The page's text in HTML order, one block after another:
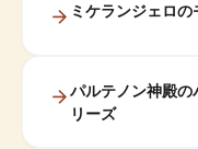
ミケランジェロ
パルテノン神殿の
リーズ